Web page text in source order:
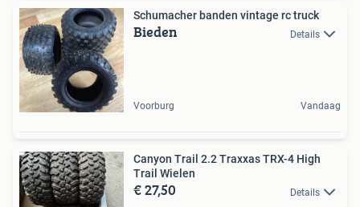
Schumacher banden vintage rc truck
Bieden Details
Voorburg Vandaag
Canyon Trail 2.2 Traxxas TRX-4 High
Trail Wielen
€ 27,50 Details